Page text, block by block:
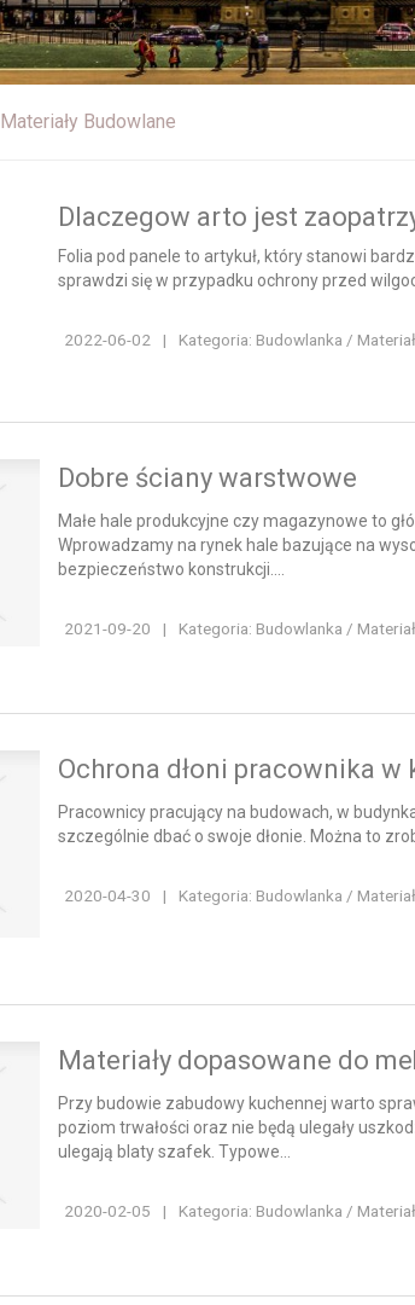
Materiały Budowlane
Dlaczegow arto jest
Folia pod panele to artykuł, który stanowi
sprawdzi się w przypadku ochrony przed
2022-06-02 | Kategoria: Budowlanka /
Dobre ściany warstwowe
Małe hale produkcyjne czy magazynowe to
Wprowadzamy na rynek hale bazujące na
bezpieczeństwo konstrukcji....
2021-09-20 | Kategoria: Budowlanka /
Ochrona dłoni pracownika w
Pracownicy pracujący na budowach, w
szczególnie dbać o swoje dłonie. Można to
2020-04-30 | Kategoria: Budowlanka /
Materiały dopasowane do
Przy budowie zabudowy kuchennej warto
poziom trwałości oraz nie będą ulegały
ulegają blaty szafek. Typowe...
2020-02-05 | Kategoria: Budowlanka /